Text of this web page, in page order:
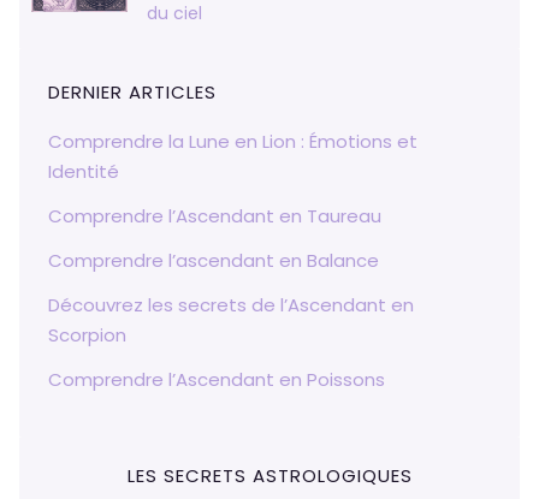
du ciel
DERNIER ARTICLES
Comprendre la Lune en Lion : Émotions et
Identité
Comprendre l’Ascendant en Taureau
Comprendre l’ascendant en Balance
Découvrez les secrets de l’Ascendant en
Scorpion
Comprendre l’Ascendant en Poissons
LES SECRETS ASTROLOGIQUES